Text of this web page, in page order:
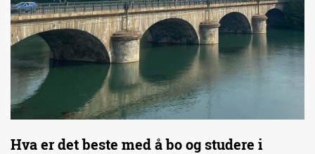
Hva er det beste med å bo og studere i